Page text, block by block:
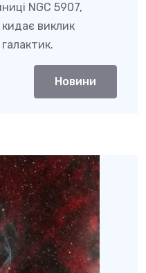
NGC 5907,
кидає виклик
Новини